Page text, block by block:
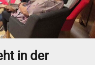
in der